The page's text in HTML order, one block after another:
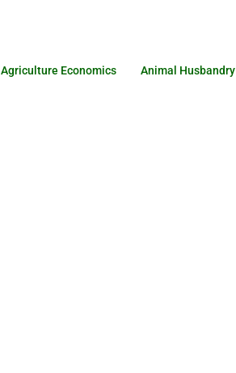
Agriculture Economics Animal Husbandry